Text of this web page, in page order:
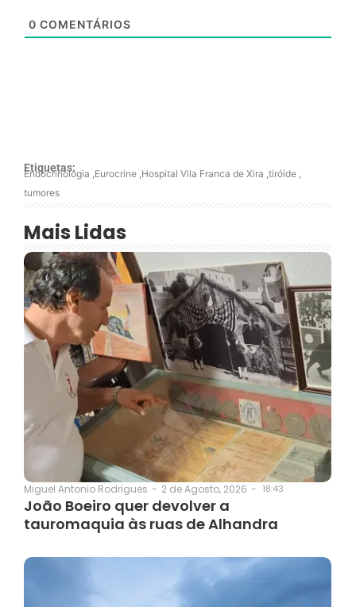
0 COMENTÁRIOS
Etiquetas:
Endocrinologia Eurocrine Hospital Vila Franca de Xira tiróide
tumores
Mais Lidas
Miguel Antonio Rodrigues - 2 de Agosto, 2026 - 18:43
João Boeiro quer devolver a
tauromaquia às ruas de Alhandra